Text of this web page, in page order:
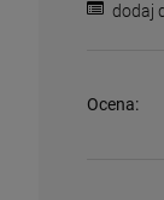
dodaj
Ocena: